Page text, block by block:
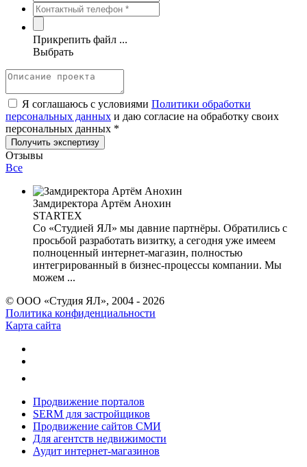
Прикрепить файл ...
Выбрать
Я соглашаюсь с условиями Политики обработки
персональных данных и даю согласие на обработку своих
персональных данных *
Отзывы
Все
Замдиректора Артём Анохин
STARTEX
Со «Студией ЯЛ» мы давние партнёры. Обратились с
просьбой разработать визитку, а сегодня уже имеем
полноценный интернет-магазин, полностью
интегрированный в бизнес-процессы компании. Мы
можем ...
© ООО «Студия ЯЛ», 2004 - 2026
Политика конфиденциальности
Карта сайта
Продвижение порталов
SERM для застройщиков
Продвижение сайтов СМИ
Для агентств недвижимости
Аудит интернет-магазинов